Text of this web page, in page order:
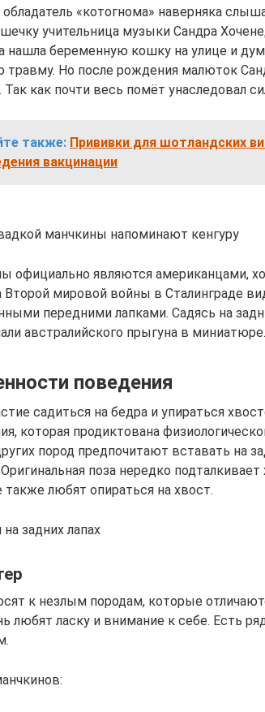
«котогнома» наверняка
учительница музыки Сандра
беременную кошку на улице и
травму. Но после рождения малюток
Так как почти весь помёт унаследовал
также: Прививки для шотландских
вакцинации
манчкины напоминают кенгуру
официально являются американцами,
Второй мировой войны в Сталинграде
передними лапками. Садясь на
австралийского прыгуна в миниатюре.
поведения
садиться на бедра и упираться
которая продиктована
пород предпочитают вставать на
поза нередко подталкивает
также любят опираться на хвост.
задних лапах
к незлым породам, которые
любят ласку и внимание к себе. Есть